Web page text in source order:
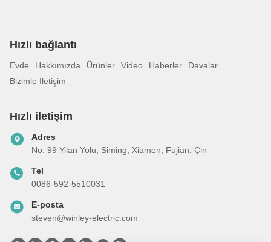
Hızlı bağlantı
Evde Hakkımızda Ürünler Video Haberler
Davalar
Bizimle İletişim
Hızlı iletişim
Adres
No. 99 Yilan Yolu, Siming, Xiamen, Fujian, Çin
Tel
0086-592-5510031
E-posta
steven@winley-electric.com